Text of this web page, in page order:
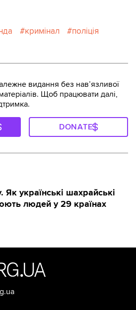
кримінал поліція
видання без навʼязливої
Щоб працювати далі,
DONATE
Як українські шахрайські
людей у 29 країнах